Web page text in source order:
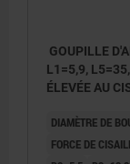
GOUPILLE
L1=5,9,
ÉLEVÉE AU
DIAMÈTRE DE
FORCE DE